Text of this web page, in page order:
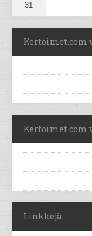
31
Kertoimet.com
Kertoimet.com
Linkkejä